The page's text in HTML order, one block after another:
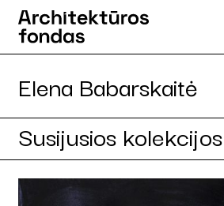
Elena Babarskaitė
Susijusios kolekcijos